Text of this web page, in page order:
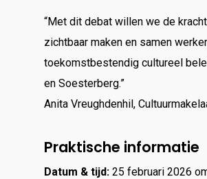
“Met dit debat willen we de
zichtbaar maken en samen
toekomstbestendig cultureel
en Soesterberg.”
Anita Vreughdenhil,
Praktische informatie
Datum & tijd: 25 februari 2026